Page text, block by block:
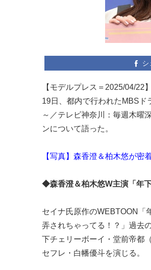
シ
【モデルプレス＝2025/04/
19日、都内で行われたMBS
～／テレビ神奈川：毎週木曜
ンについて語った。
【写真】森香澄＆柏木悠が密
◆森香澄＆柏木悠W主演「年
セイナ氏原作のWEBTOON「
弄されちゃってる！？」過去
下チェリーボーイ・堂前帝都
セフレ・白幡優斗を演じる。